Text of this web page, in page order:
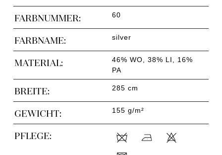
FARBNUMMER: 60
FARBNAME: silver
MATERIAL:
46% WO, 38% LI, 16%
PA
BREITE: 285 cm
GEWICHT: 155 g/m²
PFLEGE: